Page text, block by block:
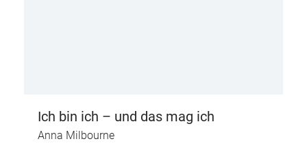
Ich bin ich – und das mag ich
Anna Milbourne